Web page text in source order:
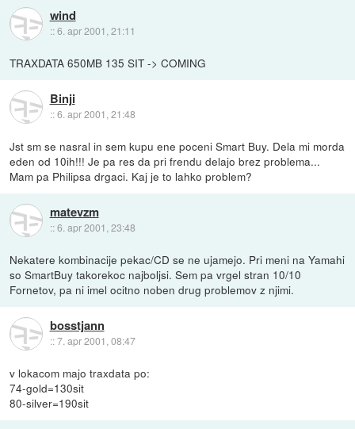
wind
::6. apr 2001, 21:11
TRAXDATA 650MB 135 SIT -> COMING
Binji
::6. apr 2001, 21:48
Jst sm se nasral in sem kupu ene poceni Smart Buy. Dela mi morda
eden od 10ih!!! Je pa res da pri frendu delajo brez problema...
Mam pa Philipsa drgaci. Kaj je to lahko problem?
matevzm
::6. apr 2001, 23:48
Nekatere kombinacije pekac/CD se ne ujamejo. Pri meni na Yamahi
so SmartBuy takorekoc najboljsi. Sem pa vrgel stran 10/10
Fornetov, pa ni imel ocitno noben drug problemov z njimi.
bosstjann
::7. apr 2001, 08:47
v lokacom majo traxdata po:
74-gold=130sit
80-silver=190sit